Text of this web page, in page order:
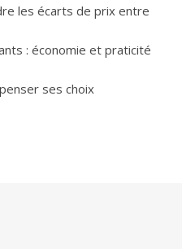
les écarts de prix entre
: économie et praticité
ses choix